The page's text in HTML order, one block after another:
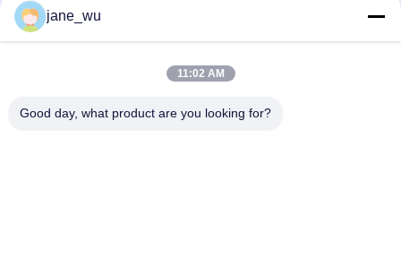
jane_wu
11:02 AM
Good day, what product are you looking for?